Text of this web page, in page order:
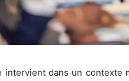
intervient dans un contexte